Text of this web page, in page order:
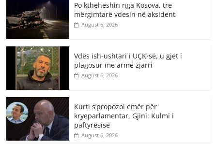
Po ktheheshin nga Kosova, tre
mërgimtarë vdesin në aksident
August 6, 2026
Vdes ish-ushtari i UÇK-së, u gjet i
plagosur me armë zjarri
August 6, 2026
Kurti s’propozoi emër për
kryeparlamentar, Gjini: Kulmi i
paftyrësisë
August 6, 2026